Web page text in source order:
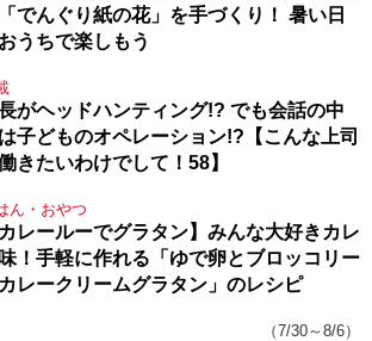
でんぐり紙の花」を手づくり！ 暑い日
うちで楽しもう
がヘッドハンティング!? でも会話の中
子どものオペレーション!?【こんな上司
きたいわけでして！58】
ん・おやつ
カレールーでグラタン】みんな大好きカレ
！手軽に作れる「ゆで卵とブロッコリー
レークリームグラタン」のレシピ
（7/30～8/6）